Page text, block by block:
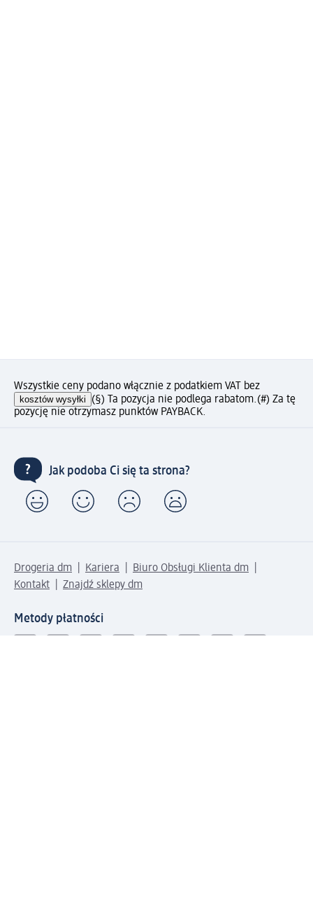
Wszystkie ceny podano włącznie z podatkiem VAT bez
kosztów wysyłki (§) Ta pozycja nie podlega rabatom.(#) Za tę
pozycję nie otrzymasz punktów PAYBACK.
Jak podoba Ci się ta strona?
Drogeria dm Kariera
Biuro Obsługi Klienta dm
Kontakt
Znajdź sklepy dm
Metody płatności